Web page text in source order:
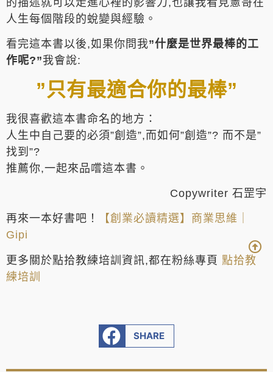
人生每個階段的蛻變與經驗。
看完這本書以後,如果你問我”什麼是世界最棒的工
作呢?”我會說:
”只有最適合你的最棒”
我很喜歡這本書命名的地方：
人生中自己要的必須”創造”,而如何”創造”? 而不是”
找到”?
推薦你,一起來品嚐這本書。
Copywriter 石罡宇
再來一本好書吧！
【創業必讀精選】商業思維｜
Gipi
更多關於點拾教練培訓資訊,都在粉絲專頁 點拾教
練培訓
SHARE